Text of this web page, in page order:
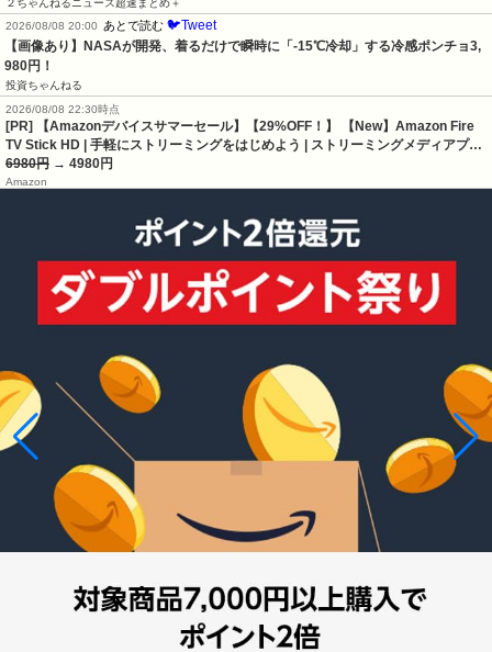
２ちゃんねるニュース超速まとめ＋
2026/08/08 20:00
あとで読む 🐦Tweet
【画像あり】NASAが開発、着るだけで瞬時に「-15℃冷却」する冷感ポンチョ3,
980円！
投資ちゃんねる
2026/08/08 22:30時点
[PR] 【Amazonデバイスサマーセール】【29%OFF！】 【New】Amazon Fire
TV Stick HD | 手軽にストリーミングをはじめよう | ストリーミングメディアプ…
6980円 → 4980円
Amazon